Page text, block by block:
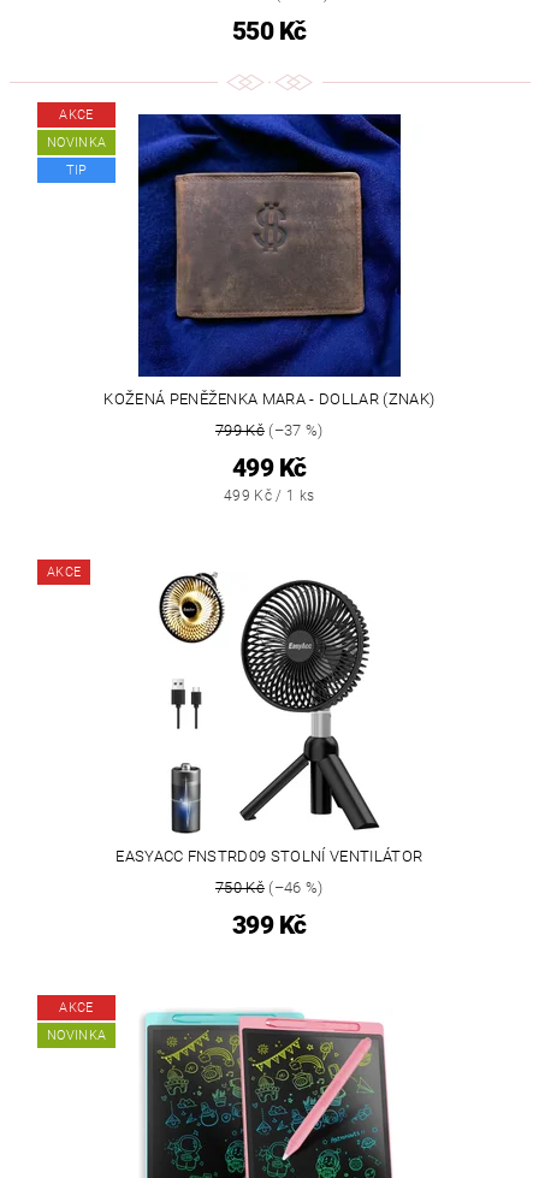
550 Kč
AKCE
NOVINKA
TIP
KOŽENÁ PENĚŽENKA MARA - DOLLAR (ZNAK)
799 Kč(–37 %)
499 Kč
499 Kč / 1 ks
AKCE
EASYACC FNSTRD09 STOLNÍ VENTILÁTOR
750 Kč(–46 %)
399 Kč
AKCE
NOVINKA